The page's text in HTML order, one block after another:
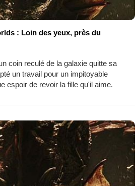
: Loin des yeux, près du
coin reculé de la galaxie quitte sa
un travail pour un impitoyable
espoir de revoir la fille qu'il aime.